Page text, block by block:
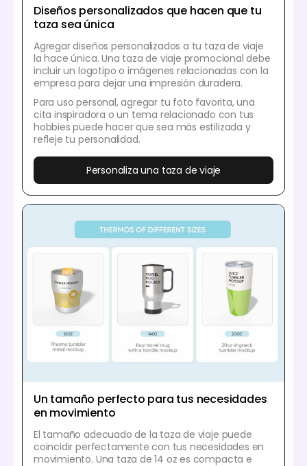
Diseños personalizados que hacen que tu
taza sea única
Agregar diseños personalizados a tu taza de viaje
la hace única. Una taza de viaje promocional debe
incluir un logotipo o imágenes relacionadas con la
empresa para dejar una impresión duradera.
Para uso personal, agregar tu foto favorita, una
cita inspiradora o un tema relacionado con tus
hobbies puede hacer que sea más estilizada y
refleje tu personalidad.
Personaliza una taza de viaje
Un tamaño perfecto para tus necesidades
en movimiento
El tamaño adecuado de la taza de viaje puede
coincidir perfectamente con tus necesidades en
movimiento. Una taza de 14 oz es compacta e